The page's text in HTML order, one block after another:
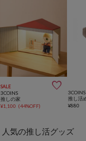
SALE 
3COINS
推しの家
¥1,100 (44%OFF)
3COINS
¥880
人気の推し活グッズ